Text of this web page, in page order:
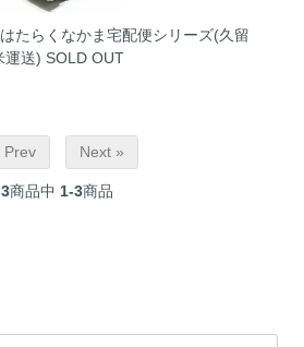
たらくなかま宅配便シリーズ(久留
運送) SOLD OUT
Prev Next »
3商品中 1-3商品